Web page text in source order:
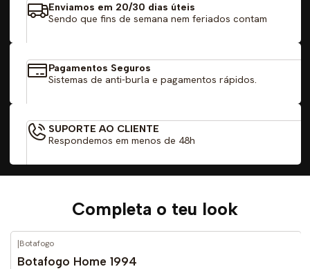
Enviamos em 20/30 dias úteis
Sendo que fins de semana nem feriados contam
Pagamentos Seguros
Sistemas de anti-burla e pagamentos rápidos.
SUPORTE AO CLIENTE
Respondemos em menos de 48h
Completa o teu look
-59%
|Botafogo
Botafogo Home 1994